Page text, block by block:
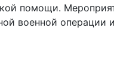
помощи.
военной операции